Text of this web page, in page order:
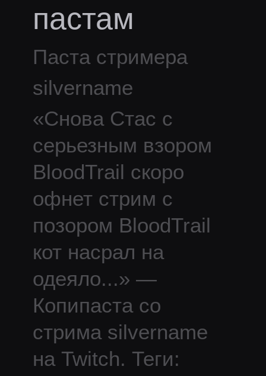
пастам
Паста стримера
silvername
«Снова Стас с
серьезным взором
BloodTrail скоро
офнет стрим с
позором BloodTrail
кот насрал на
одеяло...» —
Копипаста со
стрима silvername
на Twitch. Теги: